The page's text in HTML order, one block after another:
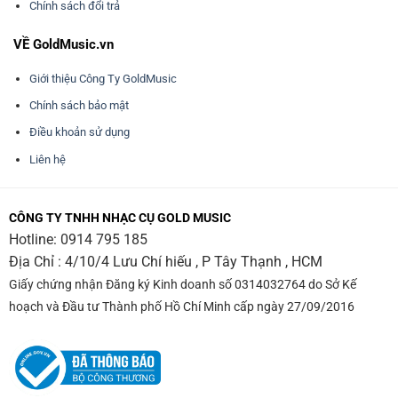
Chính sách đổi trả
VỀ GoldMusic.vn
Giới thiệu Công Ty GoldMusic
Chính sách bảo mật
Điều khoản sử dụng
Liên hệ
CÔNG TY TNHH NHẠC CỤ GOLD MUSIC
Hotline: 0914 795 185
Địa Chỉ : 4/10/4 Lưu Chí hiếu , P Tây Thạnh , HCM
Giấy chứng nhận Đăng ký Kinh doanh số 0314032764 do Sở Kế
hoạch và Đầu tư Thành phố Hồ Chí Minh cấp ngày 27/09/2016